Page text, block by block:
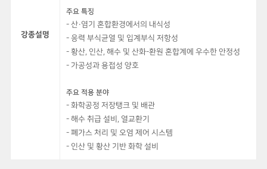
강종설명
주요 특징
- 산·염기 혼합환경에서의 내식성
- 응력 부식균열 및 입계부식 저항성
- 황산, 인산, 해수 및 산화-환원 혼합계에 우수한 안정성
- 가공성과 용접성 양호
주요 적용 분야
- 화학공정 저장탱크 및 배관
- 해수 취급 설비, 열교환기
- 폐가스 처리 및 오염 제어 시스템
- 인산 및 황산 기반 화학 설비